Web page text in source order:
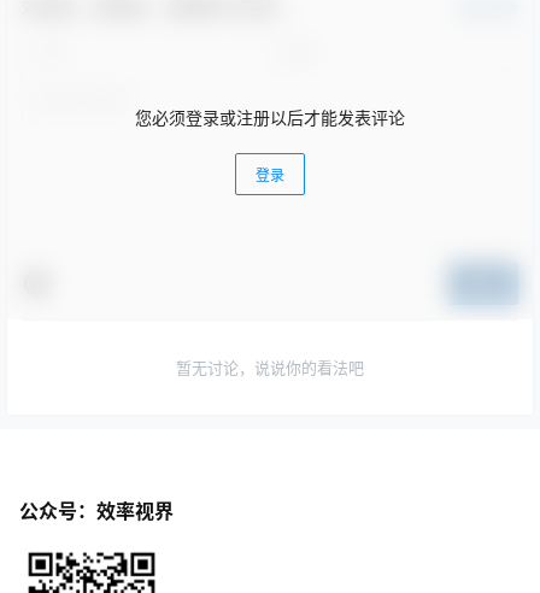
您必须登录或注册以后才能发表评论
登录
暂无讨论，说说你的看法吧
公众号：效率视界